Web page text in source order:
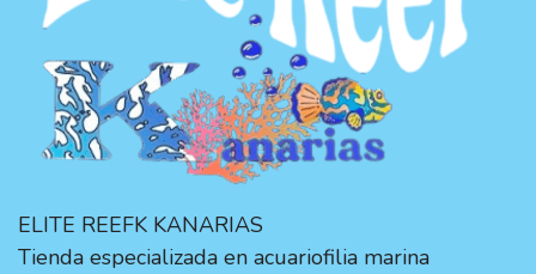
ELITE REEFK KANARIAS
Tienda especializada en acuariofilia marina